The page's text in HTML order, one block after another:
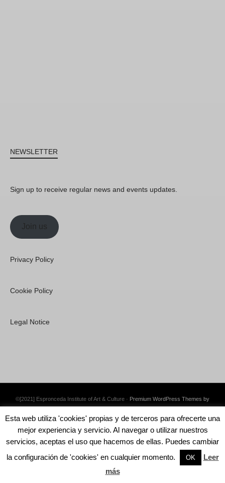
NEWSLETTER
Sign up to receive regular news and events updates.
Join us
Privacy Policy
Cookie Policy
Legal Notice
©[2021] Espronceda Institute of Art & Culture · Premium WordPress Themes by
Esta web utiliza 'cookies' propias y de terceros para ofrecerte una
mejor experiencia y servicio. Al navegar o utilizar nuestros
servicios, aceptas el uso que hacemos de ellas. Puedes cambiar
la configuración de 'cookies' en cualquier momento.
OK
Leer
más
English